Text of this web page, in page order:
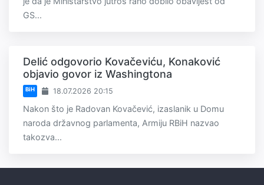
GS...
Delić odgovorio Kovačeviću, Konaković
objavio govor iz Washingtona
BiH 18.07.2026 20:15
Nakon što je Radovan Kovačević, izaslanik u Domu
naroda državnog parlamenta, Armiju RBiH nazvao
takozva...